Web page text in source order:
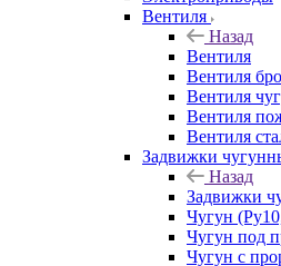
Вентиля
Назад
Вентиля
Вентиля
Вентиля
Вентиля
Вентиля
Задвижки
Назад
Задвижки
Чугун
Чугун под
Чугун с